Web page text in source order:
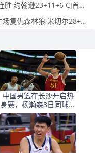
2026年01月12日 老鹰轻取勇士迎3连胜 约翰逊23+11+6 CJ首秀12分 库里31+5
2026年01月11日 骑士5人得分20+主场复仇森林狼 米切尔28+8 爱德华兹25+5
中国男篮在长沙开启热
身赛，杨瀚森8日同球队
会合